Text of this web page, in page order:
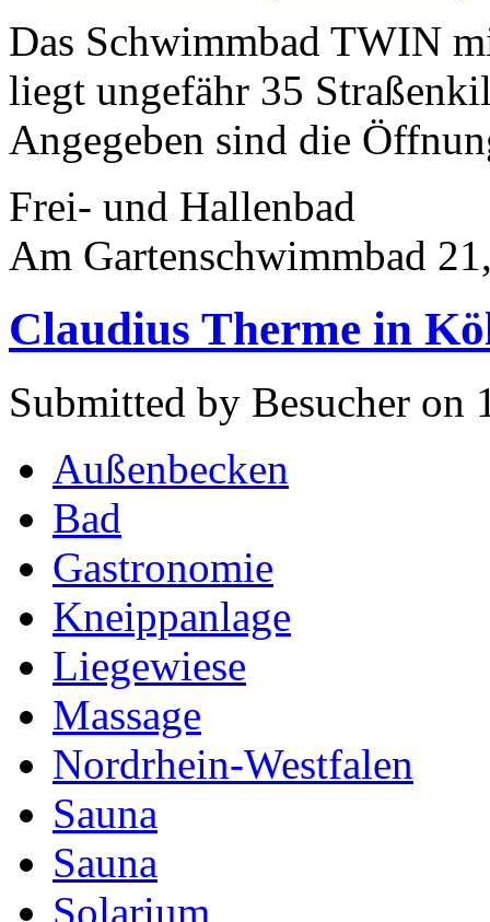
Das Schwimmbad TWIN
liegt ungefähr 35
Angegeben sind die
Frei- und Hallenbad
Am Gartenschwimmbad
Claudius Therme in
Submitted by Besucher on
Außenbecken
Bad
Gastronomie
Kneippanlage
Liegewiese
Massage
Nordrhein-Westfalen
Sauna
Sauna
Solarium